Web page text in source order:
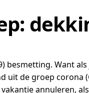
besmetting. Want
uit de groep corona
annuleren,